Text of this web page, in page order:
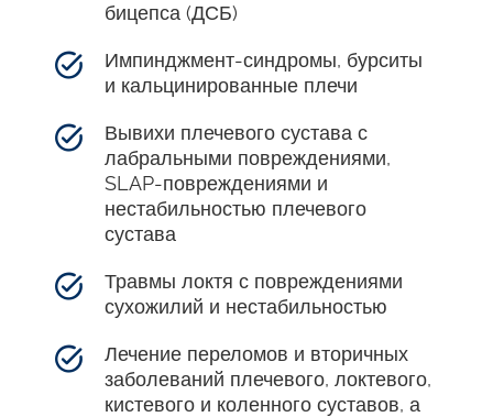
бицепса (ДСБ)
Импинджмент-синдромы, бурситы
и кальцинированные плечи
Вывихи плечевого сустава с
лабральными повреждениями,
SLAP-повреждениями и
нестабильностью плечевого
сустава
Травмы локтя с повреждениями
сухожилий и нестабильностью
Лечение переломов и вторичных
заболеваний плечевого, локтевого,
кистевого и коленного суставов, а